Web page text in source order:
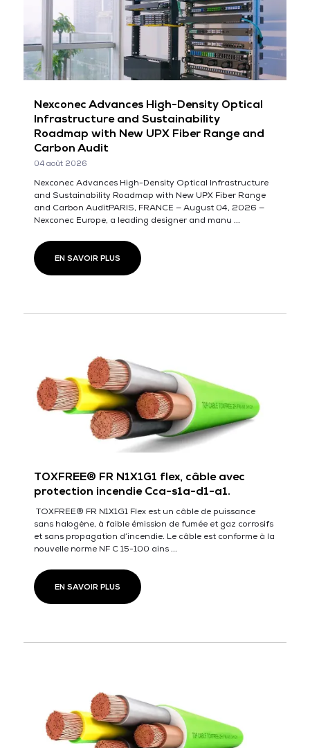
Nexconec Advances High-Density Optical
Infrastructure and Sustainability
Roadmap with New UPX Fiber Range and
Carbon Audit
04 août 2026
Nexconec Advances High-Density Optical Infrastructure
and Sustainability Roadmap with New UPX Fiber Range
and Carbon AuditPARIS, FRANCE — August 04, 2026 —
Nexconec Europe, a leading designer and manu ...
EN SAVOIR PLUS
TOXFREE® FR N1X1G1 flex, câble avec
protection incendie Cca-s1a-d1-a1.
TOXFREE® FR N1X1G1 Flex est un câble de puissance
sans halogène, à faible émission de fumée et gaz corrosifs
et sans propagation d’incendie. Le câble est conforme à la
nouvelle norme NF C 15-100 ains ...
EN SAVOIR PLUS